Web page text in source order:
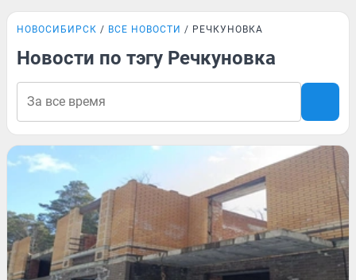
НОВОСИБИРСК ВСЕ НОВОСТИ РЕЧКУНОВКА
Новости по тэгу Речкуновка